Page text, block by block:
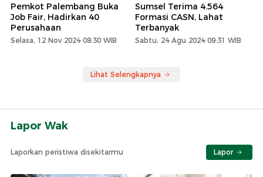
Pemkot Palembang Buka
Job Fair, Hadirkan 40
Perusahaan
Selasa, 12 Nov 2024 08:30 WIB
Sumsel Terima 4.564
Formasi CASN, Lahat
Terbanyak
Sabtu, 24 Agu 2024 09:31 WIB
Lihat Selengkapnya
Lapor Wak
Laporkan peristiwa disekitarmu Lapor